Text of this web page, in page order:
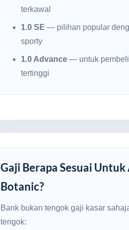
terkawal
1.0 SE — pilihan popular
sporty
1.0 Advance— untuk pembeli
tertinggi
Gaji Berapa Sesuai
Botanic?
Bank bukan tengok gaji kasar
tengok: